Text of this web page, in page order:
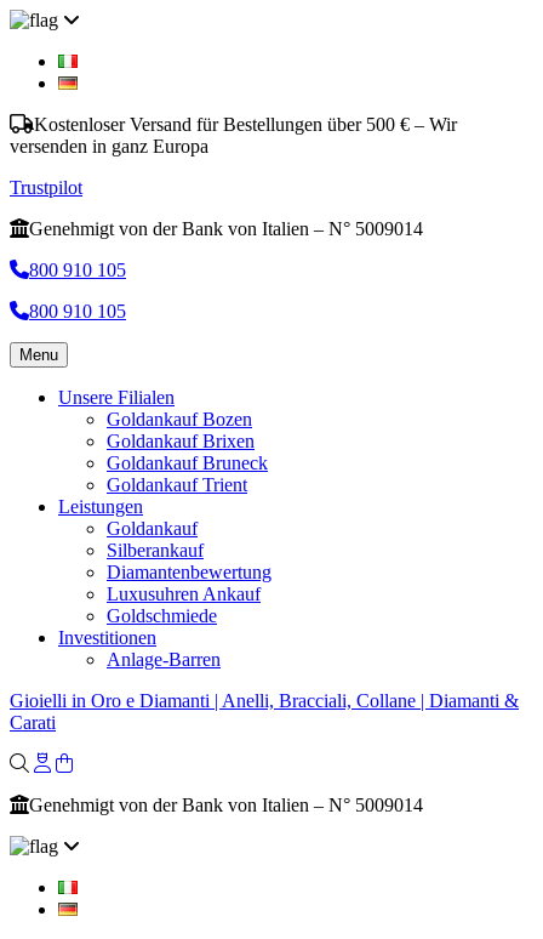
Kostenloser Versand für Bestellungen über 500 € – Wir
versenden in ganz Europa
Trustpilot
Genehmigt von der Bank von Italien – N° 5009014
800 910 105
800 910 105
Menu
Unsere Filialen
Goldankauf Bozen
Goldankauf Brixen
Goldankauf Bruneck
Goldankauf Trient
Leistungen
Goldankauf
Silberankauf
Diamantenbewertung
Luxusuhren Ankauf
Goldschmiede
Investitionen
Anlage-Barren
Gioielli in Oro e Diamanti | Anelli, Bracciali, Collane | Diamanti &
Carati
Genehmigt von der Bank von Italien – N° 5009014